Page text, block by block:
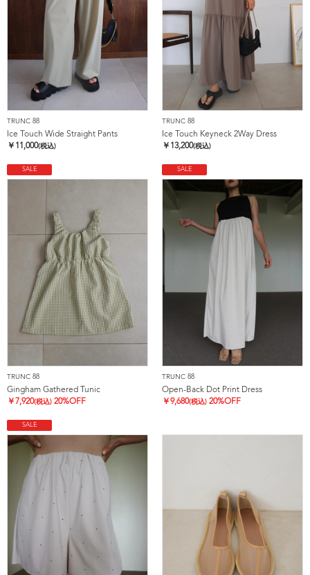
TRUNC 88
Ice Touch Wide Straight Pants
￥ 11,000(税込)
TRUNC 88
Ice Touch Keyneck 2Way Dress
￥ 13,200(税込)
SALE
TRUNC 88
Gingham Gathered Tunic
￥ 7,920(税込) 20%OFF
SALE
TRUNC 88
Open-Back Dot Print Dress
￥9,680(税込) 20%OFF
SALE